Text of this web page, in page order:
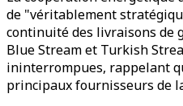
de "véritablement
continuité des livraisons de
Blue Stream et Turkish
ininterrompues, rappelant
principaux fournisseurs de